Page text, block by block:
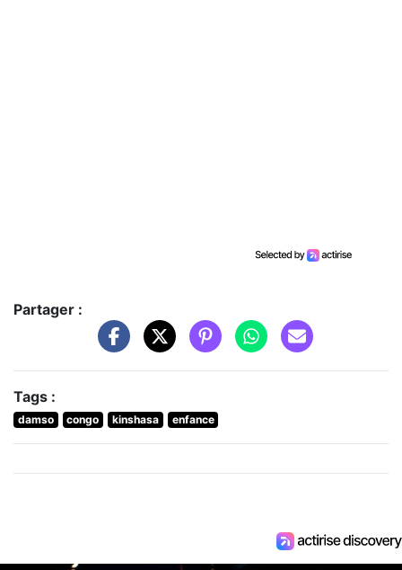
Partager :
Tags :
damso congo kinshasa enfance